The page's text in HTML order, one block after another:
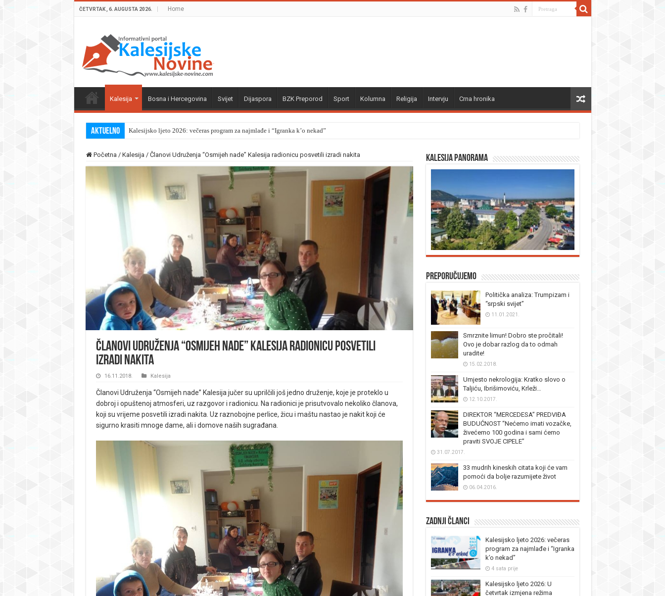
ČETVRTAK , 6. AUGUSTA 2026. Home
Kalesija Bosna i Hercegovina Svijet Dijaspora BZK Preporod Sport Kolumna Religija Intervju Crna hronika
Aktuelno Kalesijsko ljeto 2026: večeras program za najmlađe i “Igranka k’o nekad”
Početna / Kalesija / Članovi Udruženja “Osmijeh nade” Kalesija radionicu posvetili izradi nakita
Članovi Udruženja “Osmijeh nade” Kalesija radionicu posvetili
izradi nakita
16.11.2018. Kalesija
Članovi Udruženja “Osmijeh nade” Kalesija jučer su uprilčili još jedno druženje, koje je proteklo u
dobroj i opuštenoj atmosferi, uz razgovor i radionicu. Na radionici je prisutvovalo nekoliko članova,
koji su vrijeme posvetili izradi nakita. Uz raznobojne perlice, žicu i maštu nastao je nakit koji će
sigurno krasiti mnoge dame, ali i domove naših sugrađana.
Kalesija panorama
Preporučujemo
Politička analiza: Trumpizam i
“srpski svijet”
11.01.2021.
Smrznite limun! Dobro ste pročitali!
Ovo je dobar razlog da to odmah
uradite!
15.02.2018.
Umjesto nekrologija: Kratko slovo o
Taljiću, Ibrišimoviću, Krleži…
12.10.2017.
DIREKTOR “MERCEDESA” PREDVIĐA
BUDUĆNOST “Nećemo imati vozačke,
živećemo 100 godina i sami ćemo
praviti SVOJE CIPELE”
31.07.2017.
33 mudrih kineskih citata koji će vam
pomoći da bolje razumijete život
06.04.2016.
Zadnji članci
Kalesijsko ljeto 2026: večeras
program za najmlađe i “Igranka
k’o nekad”
4 sata prije
Kalesijsko ljeto 2026: U
četvrtak izmjena režima